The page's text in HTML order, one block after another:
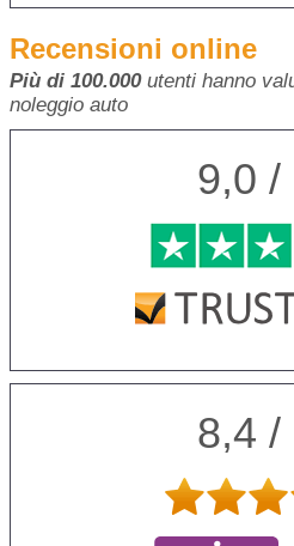
Recensioni online
Più di 100.000utenti hanno
noleggio auto
9,0 /
8,4 /